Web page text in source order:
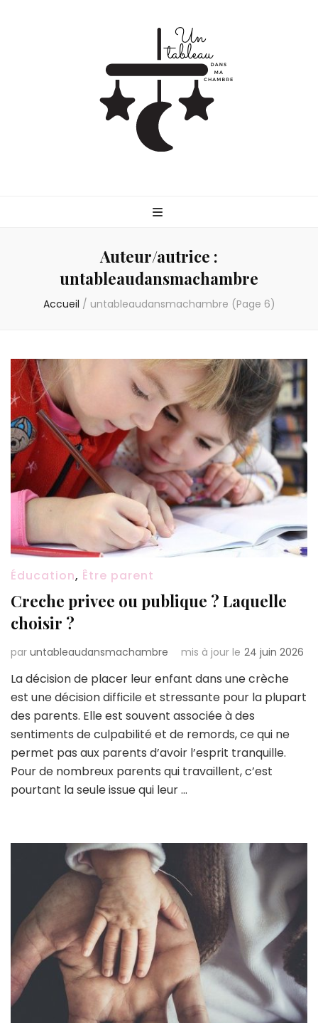
Auteur/autrice :
untableaudansmachambre
Accueil / untableaudansmachambre (Page 6)
Éducation, Être parent
Creche privee ou publique ? Laquelle
choisir ?
par untableaudansmachambre mis à jour le 24 juin 2026
La décision de placer leur enfant dans une crèche
est une décision difficile et stressante pour la plupart
des parents. Elle est souvent associée à des
sentiments de culpabilité et de remords, ce qui ne
permet pas aux parents d’avoir l’esprit tranquille.
Pour de nombreux parents qui travaillent, c’est
pourtant la seule issue qui leur …